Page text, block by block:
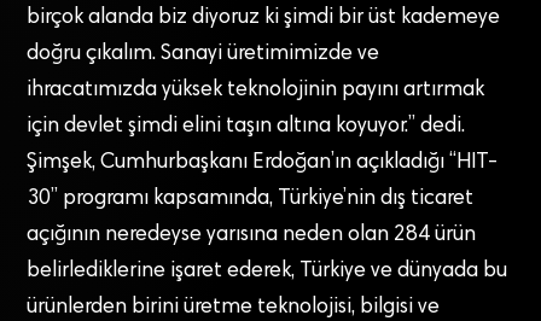
birçok alanda biz diyoruz ki şimdi bir üst kademeye
doğru çıkalım. Sanayi üretimimizde ve
ihracatımızda yüksek teknolojinin payını artırmak
için devlet şimdi elini taşın altına koyuyor.” dedi.
Şimşek, Cumhurbaşkanı Erdoğan’ın açıkladığı “HIT-
30” programı kapsamında, Türkiye’nin dış ticaret
açığının neredeyse yarısına neden olan 284 ürün
belirlediklerine işaret ederek, Türkiye ve dünyada bu
ürünlerden birini üretme teknolojisi, bilgisi ve